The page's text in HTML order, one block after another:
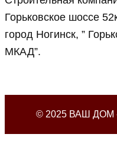
Горьковское шоссе
город Ногинск, ”
МКАД”.
© 2025 ВАШ ДОМ -